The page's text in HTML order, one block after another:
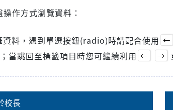
作方式瀏覽資料：
料，遇到單選按鈕(radio)時請配合使用 ←
當跳回至標籤項目時您可繼續利用 ← →
校長